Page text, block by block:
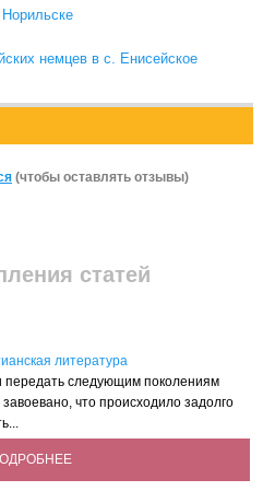
немцев в с. Енисейское
(чтобы оставлять отзывы)
статей
литература
передать следующим поколениям
что происходило задолго